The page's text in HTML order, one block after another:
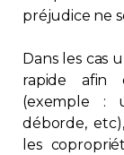
préjudice ne
Dans les cas
rapide afin
(exemple :
déborde,
les